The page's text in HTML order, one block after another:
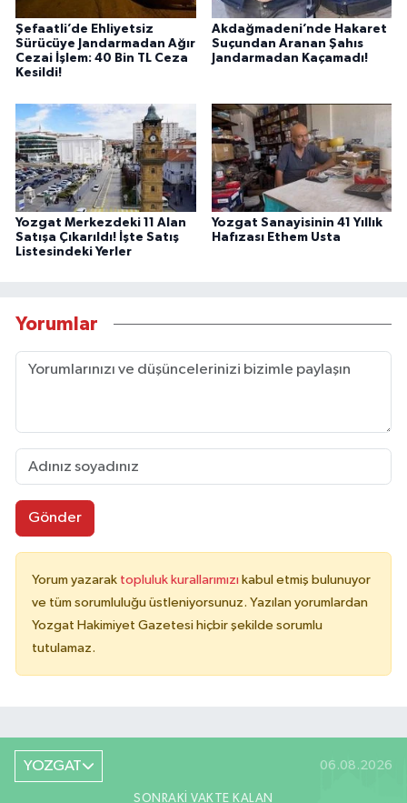
Şefaatli’de Ehliyetsiz
Sürücüye Jandarmadan Ağır
Cezai İşlem: 40 Bin TL Ceza
Kesildi!
Akdağmadeni’nde Hakaret
Suçundan Aranan Şahıs
Jandarmadan Kaçamadı!
Yozgat Merkezdeki 11 Alan
Satışa Çıkarıldı! İşte Satış
Listesindeki Yerler
Yozgat Sanayisinin 41 Yıllık
Hafızası Ethem Usta
Yorumlar
Gönder
Yorum yazarak topluluk kurallarımızı kabul etmiş bulunuyor
ve tüm sorumluluğu üstleniyorsunuz. Yazılan yorumlardan
Yozgat Hakimiyet Gazetesi hiçbir şekilde sorumlu
tutulamaz.
YOZGAT 06.08.2026
SONRAKI VAKTE KALAN